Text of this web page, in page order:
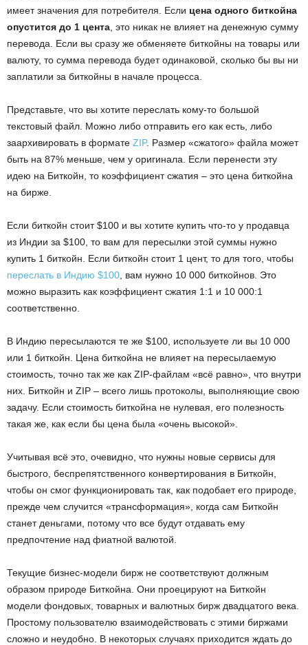
имеет значения для потребителя. Если цена одного биткойна
опустится до 1 цента , это никак не влияет на денежную сумму
перевода. Если вы сразу же обменяете биткойны на товары или
валюту, то сумма перевода будет одинаковой, сколько бы вы ни
заплатили за биткойны в начале процесса.
Представьте, что вы хотите переслать кому-то большой
текстовый файл. Можно либо отправить его как есть, либо
заархивировать в формате ZIP. Размер «сжатого» файла может
быть на 87% меньше, чем у оригинала. Если перенести эту
идею на Биткойн, то коэффициент сжатия – это цена биткойна
на бирже.
Если биткойн стоит $100 и вы хотите купить что-то у продавца
из Индии за $100, то вам для пересылки этой суммы нужно
купить 1 биткойн. Если биткойн стоит 1 цент, то для того, чтобы
переслать в Индию $100 , вам нужно 10 000 биткойнов. Это
можно выразить как коэффициент сжатия 1:1 и 10 000:1
соответственно.
В Индию пересылаются те же $100, используете ли вы 10 000
или 1 биткойн. Цена биткойна не влияет на пересылаемую
стоимость, точно так же как ZIP-файлам «всё равно», что внутри
них. Биткойн и ZIP – всего лишь протоколы, выполняющие свою
задачу. Если стоимость биткойна не нулевая, его полезность
такая же, как если бы цена была «очень высокой».
Учитывая всё это, очевидно, что нужны новые сервисы для
быстрого, беспрепятственного конвертирования в Биткойн,
чтобы он смог функционировать так, как подобает его природе,
прежде чем случится «трансформация», когда сам Биткойн
станет деньгами, потому что все будут отдавать ему
предпочтение над фиатной валютой.
Текущие бизнес-модели бирж не соответствуют должным
образом природе Биткойна. Они проецируют на Биткойн
модели фондовых, товарных и валютных бирж двадцатого века.
Простому пользователю взаимодействовать с этими биржами
сложно и неудобно. В некоторых случаях приходится ждать до